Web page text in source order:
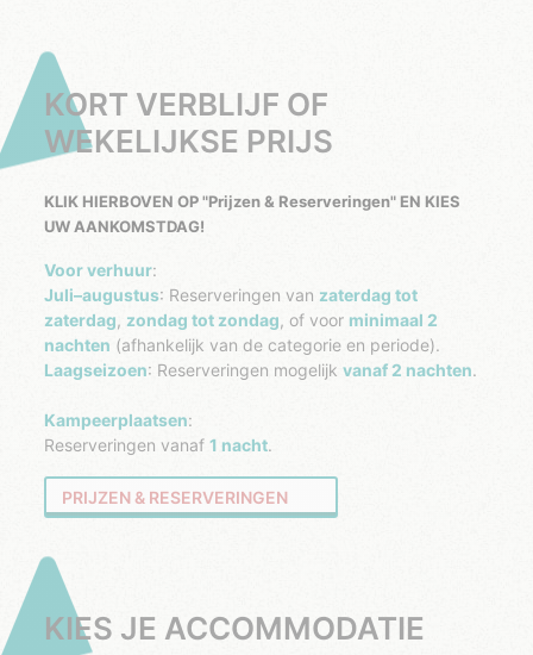
KORT VERBLIJF OF
WEKELIJKSE PRIJS
KLIK HIERBOVEN OP "Prijzen & Reserveringen" EN KIES
UW AANKOMSTDAG!
Voor verhuur:
Juli–augustus: Reserveringen van zaterdag tot
zaterdag, zondag tot zondag, of voor minimaal 2
nachten (afhankelijk van de categorie en periode).
Laagseizoen: Reserveringen mogelijkvanaf 2 nachten.
Kampeerplaatsen:
Reserveringen vanaf1 nacht.
PRIJZEN & RESERVERINGEN
KIES JE ACCOMMODATIE